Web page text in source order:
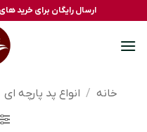
to
content
ارسال رایگان برای خرید
خانه / انواع پد پارچه ای